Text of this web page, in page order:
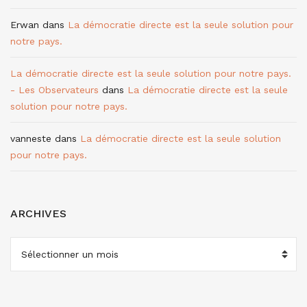
Erwan dans La démocratie directe est la seule solution pour
notre pays.
La démocratie directe est la seule solution pour notre pays.
- Les Observateurs dans La démocratie directe est la seule
solution pour notre pays.
vanneste dans La démocratie directe est la seule solution
pour notre pays.
ARCHIVES